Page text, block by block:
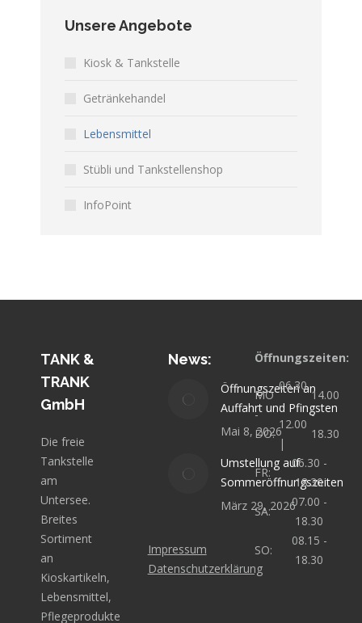
Unsere Angebote
Kiosk & Tankstelle
Getränkehandel
Lebensmittel
Stübli und Tankstellenshop
InfoPoint
TANK &
TRANK
GmbH
Die freie
Tankstelle
am
Untersee.
Breites
Sortiment
an
Kioskartikeln,
Lebensmittel,
Pflegeprodukte
News:
Öffnungszeiten an
Auffahrt und Pfingsten
Mai 8, 2026
Umstellung auf
Sommeröffnungszeiten
März 29, 2026
Impressum
Datenschutzerklärung
Öffnungszeiten:
MO
-
DO:
06.30
-
12.00
|
14.00
-
18.30
FR:
06.30 -
18.30
SA:
07.00 -
18.30
SO:
08.15 -
18.30